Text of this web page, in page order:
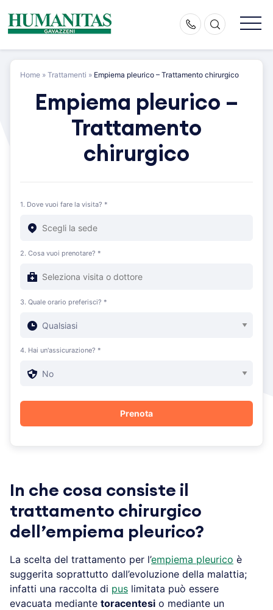
content
Home » Trattamenti » Empiema pleurico – Trattamento chirurgico
Empiema pleurico –
Trattamento
chirurgico
1. Dove vuoi fare la visita? *
2. Cosa vuoi prenotare? *
3. Quale orario preferisci? *
4. Hai un'assicurazione? *
In che cosa consiste il
trattamento chirurgico
dell’empiema pleurico?
La scelta del trattamento per l’empiema pleurico è
suggerita soprattutto dall’evoluzione della malattia;
infatti una raccolta di pus limitata può essere
evacuata mediante toracentesi o mediante un